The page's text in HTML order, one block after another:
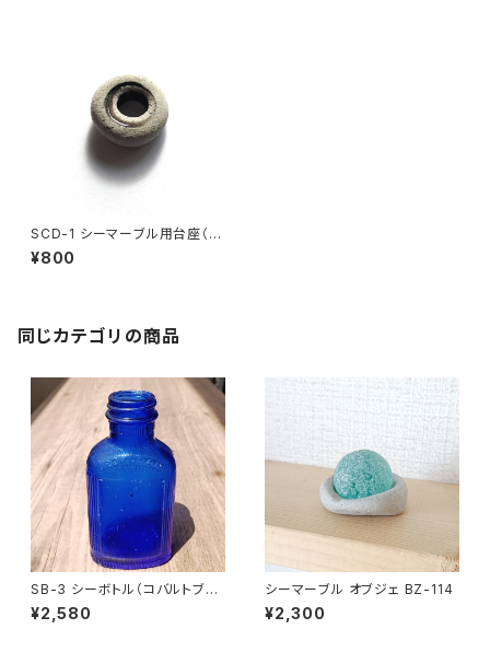
SCD-1 シーマーブル用台座（シ
ーポッタリー）
¥800
同じカテゴリの商品
SB-3 シーボトル（コバルトブル
ー）
¥2,580
シーマーブル オブジェ BZ-114
¥2,300